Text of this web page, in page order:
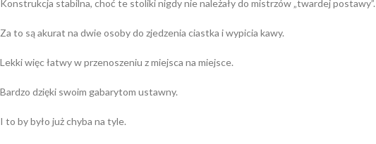
Konstrukcja stabilna, choć te stoliki nigdy nie należały do mistrzów „twardej postawy”.
Za to są akurat na dwie osoby do zjedzenia ciastka i wypicia kawy.
Lekki więc łatwy w przenoszeniu z miejsca na miejsce.
Bardzo dzięki swoim gabarytom ustawny.
I to by było już chyba na tyle.